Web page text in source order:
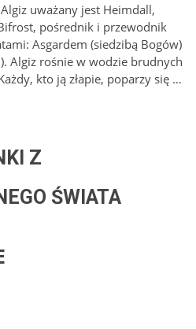
uważany jest Heimdall,
pośrednik i przewodnik
Asgardem (siedzibą Bogów)
Algiz rośnie w wodzie brudnych
kto ją złapie, poparzy się …
Z
ŚWIATA